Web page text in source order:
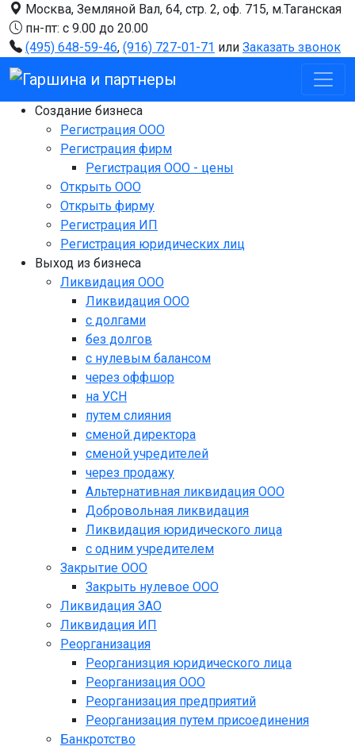
Перейти к основному
Москва, Земляной Вал, 64, стр. 2, оф. 715, м.Таганская
пн-пт: с 9.00 до 20.00
(495) 648-59-46, (916) 727-01-71 или Заказать звонок
Создание бизнеса
Регистрация ООО
Регистрация фирм
Регистрация ООО - цены
Открыть ООО
Открыть фирму
Регистрация ИП
Регистрация юридических лиц
Выход из бизнеса
Ликвидация ООО
Ликвидация ООО
с долгами
без долгов
с нулевым балансом
через оффшор
на УСН
путем слияния
сменой директора
сменой учредителей
через продажу
Альтернативная ликвидация ООО
Добровольная ликвидация
Ликвидация юридического лица
с одним учредителем
Закрытие ООО
Закрыть нулевое ООО
Ликвидация ЗАО
Ликвидация ИП
Реорганизация
Реорганизция юридического лица
Реорганизация ООО
Реорганизация предприятий
Реорганизация путем присоединения
Банкротство